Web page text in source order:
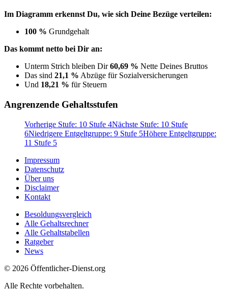
Im Diagramm erkennst Du, wie sich Deine Bezüge verteilen:
100 % Grundgehalt
Das kommt netto bei Dir an:
Unterm Strich bleiben Dir60,69 % Nette Deines Bruttos
Das sind 21,1 % Abzüge für Sozialversicherungen
Und 18,21 % für Steuern
Angrenzende Gehaltsstufen
Vorherige Stufe: 10 Stufe 4Nächste Stufe: 10 Stufe
6Niedrigere Entgeltgruppe: 9 Stufe 5Höhere Entgeltgruppe:
11 Stufe 5
Impressum
Datenschutz
Über uns
Disclaimer
Kontakt
Besoldungsvergleich
Alle Gehaltsrechner
Alle Gehaltstabellen
Ratgeber
News
© 2026 Öffentlicher-Dienst.org
Alle Rechte vorbehalten.